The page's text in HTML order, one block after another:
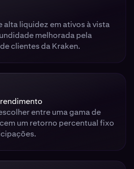
alta liquidez em ativos à vista
melhorada pela
clientes da Kraken.
entre uma gama de
um retorno percentual fixo